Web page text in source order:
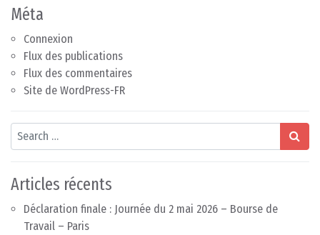
Méta
Connexion
Flux des publications
Flux des commentaires
Site de WordPress-FR
Search
Articles récents
Déclaration finale : Journée du 2 mai 2026 – Bourse de
Travail – Paris